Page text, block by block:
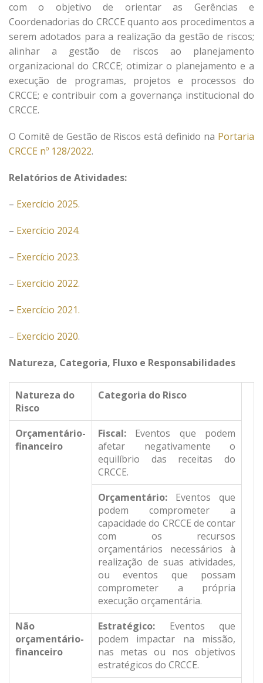
com o objetivo de orientar as Gerências e
Coordenadorias do CRCCE quanto aos procedimentos a
serem adotados para a realização da gestão de riscos;
alinhar a gestão de riscos ao planejamento
organizacional do CRCCE; otimizar o planejamento e a
execução de programas, projetos e processos do
CRCCE; e contribuir com a governança institucional do
CRCCE.
O Comitê de Gestão de Riscos está definido na Portaria
CRCCE nº 128/2022.
Relatórios de Atividades:
– Exercício 2025.
– Exercício 2024.
– Exercício 2023.
– Exercício 2022.
– Exercício 2021.
– Exercício 2020.
Natureza, Categoria, Fluxo e Responsabilidades
Natureza do
Risco
Categoria do Risco
Orçamentário-
financeiro
Fiscal: Eventos que podem
afetar negativamente o
equilíbrio das receitas do
CRCCE.
Orçamentário: Eventos que
podem comprometer a
capacidade do CRCCE de contar
com os recursos
orçamentários necessários à
realização de suas atividades,
ou eventos que possam
comprometer a própria
execução orçamentária.
Não
orçamentário-
financeiro
Estratégico: Eventos que
podem impactar na missão,
nas metas ou nos objetivos
estratégicos do CRCCE.